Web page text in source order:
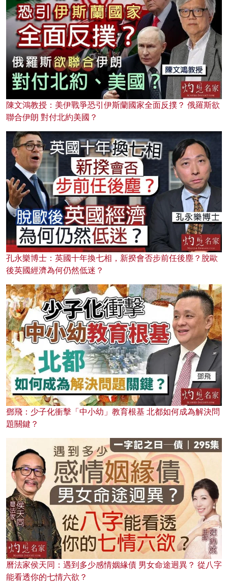
陳文鴻教授：美伊戰爭恐引伊斯蘭國家全面反撲？ 俄羅斯欲
聯合伊朗 對付北約美國？
孔永樂博士：英國十年換七相，新揆會否步前任後塵？脫歐
後英國經濟為何仍然低迷？
鄧飛：少子化衝擊「中小幼」教育根基 北都如何成為解決問
題關鍵？
曆法家侯天同：遇到多少感情姻緣債 男女命途迥異？ 從八字
能看透你的七情六欲？